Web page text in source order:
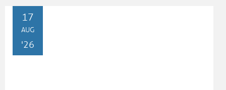
activiteit.
MA17
AUG
'26